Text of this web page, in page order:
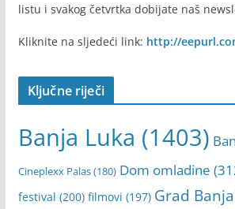
listu i svakog četvrtka dobijate naš
Kliknite na sljedeći link: http://
Ključne riječi
Banja Luka (1403)
Cineplexx Palas(180) Dom omladine
festival (200) filmovi (197) Grad